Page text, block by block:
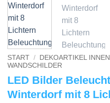
START / DEKOARTIKEL INNEN
WANDSCHILDER
LED Bilder
Winterdorf mit 8